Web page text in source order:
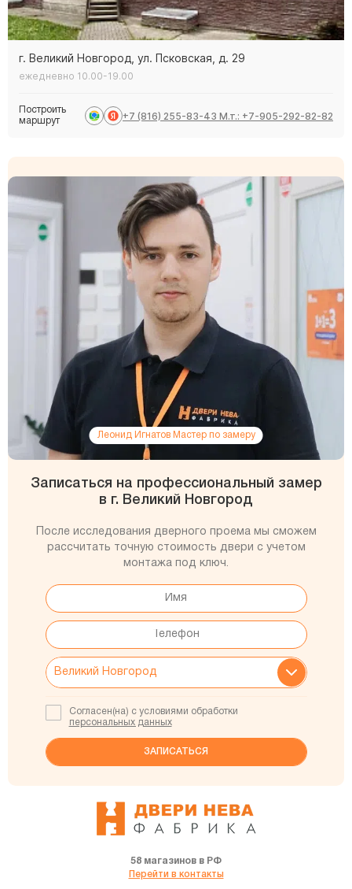
г. Великий Новгород, ул. Псковская, д. 29
ежедневно 10.00-19.00
Построить
маршрут
+7 (816) 255-83-43 М.т.: +7-905-292-82-82
Леонид Игнатов Мастер по замеру
Записаться на профессиональный замер
в г. Великий Новгород
После исследования дверного проема мы сможем
рассчитать точную стоимость двери с учетом
монтажа под ключ.
Согласен(на) с условиями обработки
персональных данных
58 магазинов в РФ
Перейти в контакты